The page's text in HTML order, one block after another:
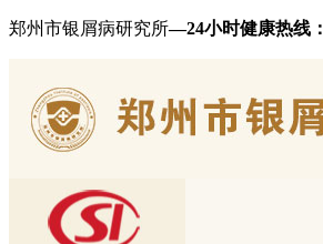
郑州市银屑病研究所—24小时健康热线：